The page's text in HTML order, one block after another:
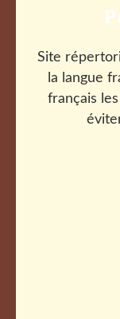
Site
la langue
français